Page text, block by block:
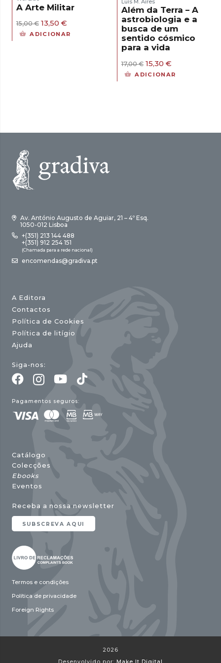
A Arte Militar
15,00€ O
preço
13,50 €
preço
ADICIONAR
Luís M. Aires
Além da Terra – A
astrobiologia e a
busca de um
sentido cósmico
para a vida
17,00€ O
preço
original
15,30 €O
preço
atual
ADICIONAR
Av. António Augusto de Aguiar, 21 – 4º Esq.
1050-012 Lisboa
+(351) 213 144 488
+(351) 912 254 151
(Chamada para a rede nacional)
encomendas@gradiva.pt
A Editora
Contactos
Política de Cookies
Política de litígio
Ajuda
Siga-nos:
Pagamentos seguros:
Catálogo
Colecções
Ebooks
Eventos
Receba a nossa newsletter
SUBSCREVA AQUI
Termos e condições
Política de privacidade
Foreign Rights
2026